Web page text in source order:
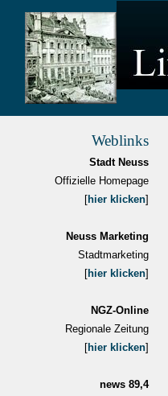
Weblinks
Stadt Neuss
Offizielle Homepage
[hier klicken]
Neuss Marketing
Stadtmarketing
[hier klicken]
NGZ-Online
Regionale Zeitung
[hier klicken]
news 89,4